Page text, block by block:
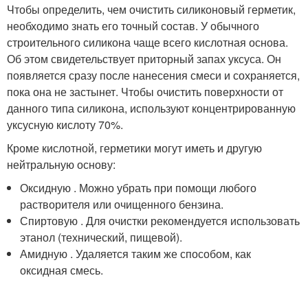
Чтобы определить, чем очистить силиконовый герметик,
необходимо знать его точный состав. У обычного
строительного силикона чаще всего кислотная основа.
Об этом свидетельствует приторный запах уксуса. Он
появляется сразу после нанесения смеси и сохраняется,
пока она не застынет. Чтобы очистить поверхности от
данного типа силикона, используют концентрированную
уксусную кислоту 70%.
Кроме кислотной, герметики могут иметь и другую
нейтральную основу:
Оксидную . Можно убрать при помощи любого
растворителя или очищенного бензина.
Спиртовую . Для очистки рекомендуется использовать
этанол (технический, пищевой).
Амидную . Удаляется таким же способом, как
оксидная смесь.